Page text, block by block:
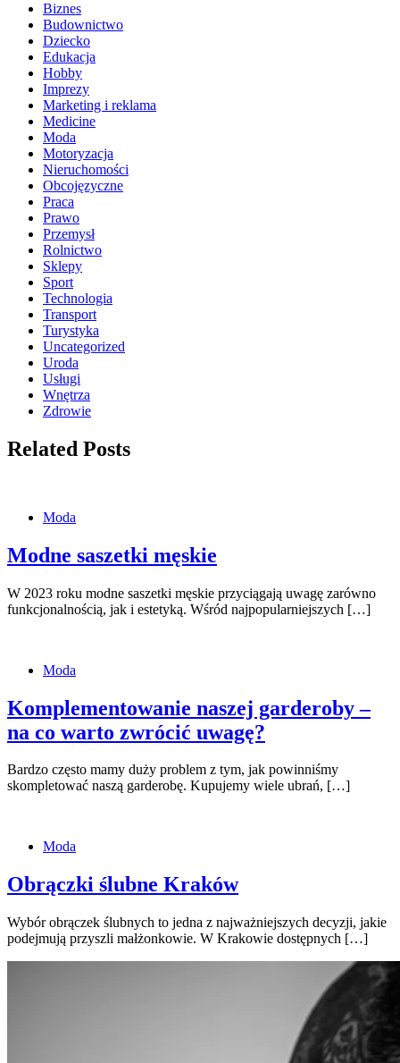
Biznes
Budownictwo
Dziecko
Edukacja
Hobby
Imprezy
Marketing i reklama
Medicine
Moda
Motoryzacja
Nieruchomości
Obcojęzyczne
Praca
Prawo
Przemysł
Rolnictwo
Sklepy
Sport
Technologia
Transport
Turystyka
Uncategorized
Uroda
Usługi
Wnętrza
Zdrowie
Related Posts
Moda
Modne saszetki męskie
W 2023 roku modne saszetki męskie przyciągają uwagę zarówno
funkcjonalnością, jak i estetyką. Wśród najpopularniejszych […]
Moda
Komplementowanie naszej garderoby –
na co warto zwrócić uwagę?
Bardzo często mamy duży problem z tym, jak powinniśmy
skompletować naszą garderobę. Kupujemy wiele ubrań, […]
Moda
Obrączki ślubne Kraków
Wybór obrączek ślubnych to jedna z najważniejszych decyzji, jakie
podejmują przyszli małżonkowie. W Krakowie dostępnych […]